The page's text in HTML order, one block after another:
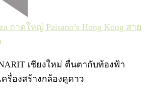
ถาดใหญ่ Paisano’s Hong Kong สาย